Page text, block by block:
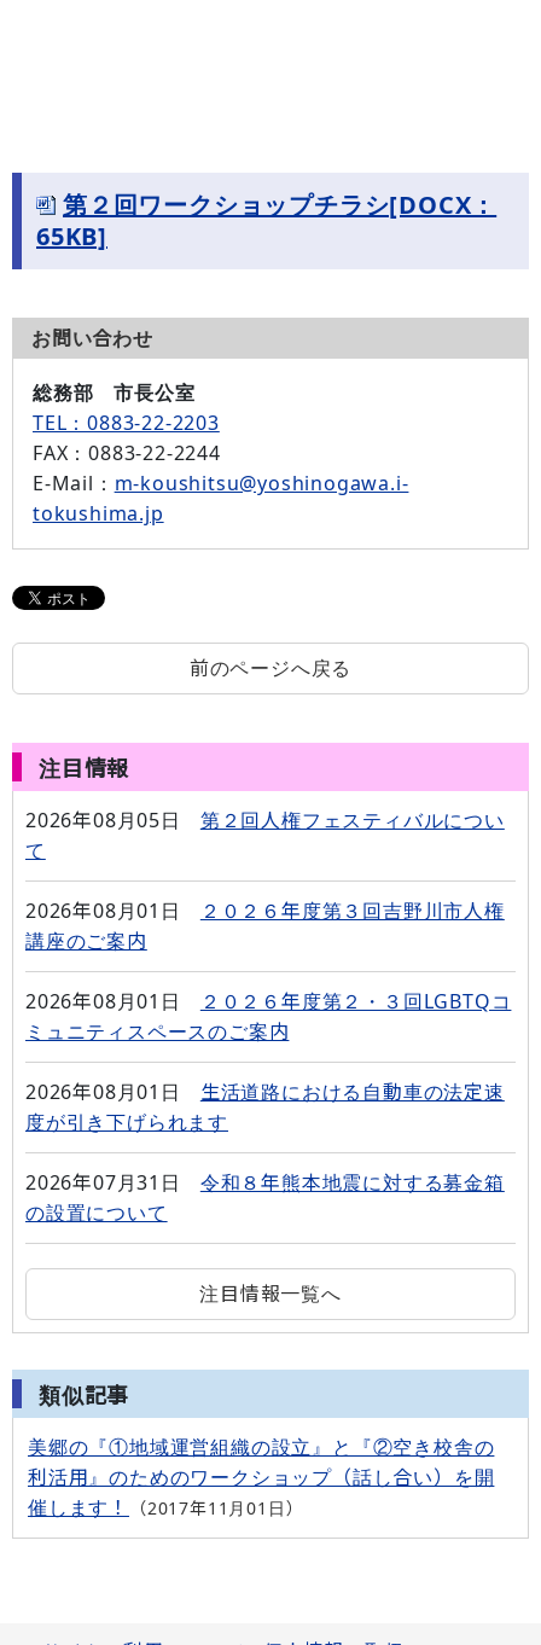
第２回ワークショップチラシ[DOCX：
65KB]
お問い合わせ
総務部 市長公室
TEL：0883-22-2203
FAX ：0883-22-2244
E-Mail ： m-koushitsu@yoshinogawa.i-
tokushima.jp
前のページへ戻る
注目情報
2026年08月05日
第２回人権フェスティバルについ
て
2026年08月01日
２０２６年度第３回吉野川市人権
講座のご案内
2026年08月01日
２０２６年度第２・３回LGBTQコ
ミュニティスペースのご案内
2026年08月01日
生活道路における自動車の法定速
度が引き下げられます
2026年07月31日
令和８年熊本地震に対する募金箱
の設置について
注目情報一覧へ
類似記事
美郷の『①地域運営組織の設立』と『②空き校舎の
利活用』のためのワークショップ（話し合い）を開
催します！
2017年11月01日